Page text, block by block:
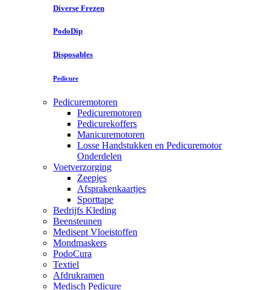
Diverse Frezen
PodoDip
Disposables
Pedicure
Pedicuremotoren
Pedicuremotoren
Pedicurekoffers
Manicuremotoren
Losse Handstukken en Pedicuremotor
Onderdelen
Voetverzorging
Zeepjes
Afsprakenkaartjes
Sporttape
Bedrijfs Kleding
Beensteunen
Medisept Vloeistoffen
Mondmaskers
PodoCura
Textiel
Afdrukramen
Medisch Pedicure